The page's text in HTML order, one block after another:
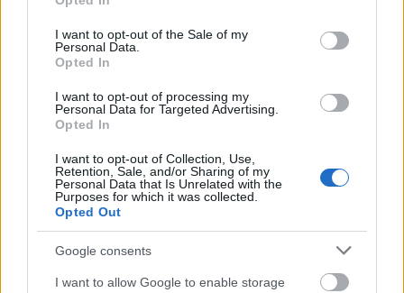
use your data for below specified purposes in below Google
consent section.
I want to opt-out of the Sale of my
Personal Data.
Opted In
I want to opt-out of processing my
Personal Data for Targeted Advertising.
Opted In
I want to opt-out of Collection, Use,
Retention, Sale, and/or Sharing of my
Personal Data that Is Unrelated with the
Purposes for which it was collected.
Opted Out
Google consents
I want to allow Google to enable storage
„Csonka évadot zárni nem felemelő
érzés"
mtothorsi•2020. július 15.
Megtartotta évadzáró társulati ülését a Tomcsa
Sándor Színház. A világjárvány próbára tette az